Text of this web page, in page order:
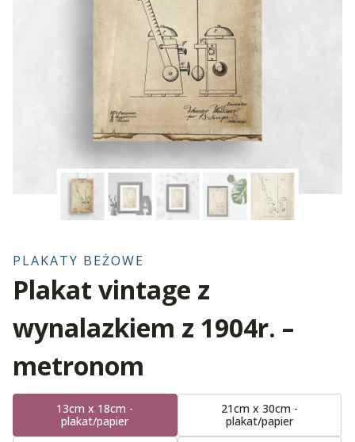
PLAKATY BEŻOWE
Plakat vintage z
wynalazkiem z 1904r. –
metronom
13cm x 18cm -
plakat/papier
21cm x 30cm -
plakat/papier